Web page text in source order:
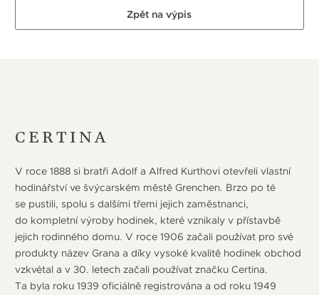
Zpět na výpis
CERTINA
V roce 1888 si bratři Adolf a Alfred Kurthovi otevřeli vlastní
hodinářství ve švýcarském městě Grenchen. Brzo po té
se pustili, spolu s dalšími třemi jejich zaměstnanci,
do kompletní výroby hodinek, které vznikaly v přístavbě
jejich rodinného domu. V roce 1906 začali používat pro své
produkty název Grana a díky vysoké kvalitě hodinek obchod
vzkvétal a v 30. letech začali používat značku Certina.
Ta byla roku 1939 oficiálně registrována a od roku 1949